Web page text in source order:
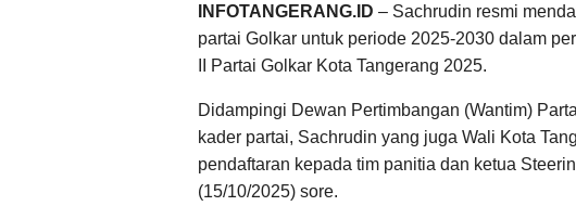
INFOTANGERANG.ID – Sachrudin resmi
partai Golkar untuk periode 2025-2030 dalam
II Partai Golkar Kota Tangerang 2025.
Didampingi Dewan Pertimbangan (Wantim)
kader partai, Sachrudin yang juga Wali Kota
pendaftaran kepada tim panitia dan ketua
(15/10/2025) sore.